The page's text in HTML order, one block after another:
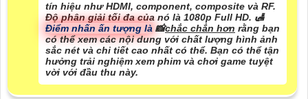
tín hiệu như HDMI, component, composite và RF.
Độ phân giải tối đa của nó là 1080p Full HD. 🛃
Điểm nhấn ấn tượng là 📸chắc chắn hơn rằng bạn
có thể xem các nội dung với chất lượng hình ảnh
sắc nét và chi tiết cao nhất có thể. Bạn có thể tận
hưởng trải nghiệm xem phim và chơi game tuyệt
vời với đầu thu này.